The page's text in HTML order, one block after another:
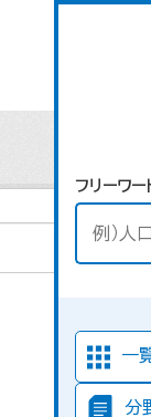
フリーワー
一
分